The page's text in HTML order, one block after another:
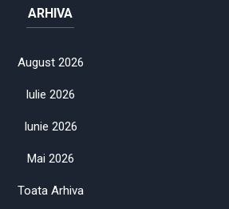
ARHIVA
August 2026
Iulie 2026
Iunie 2026
Mai 2026
Toata Arhiva